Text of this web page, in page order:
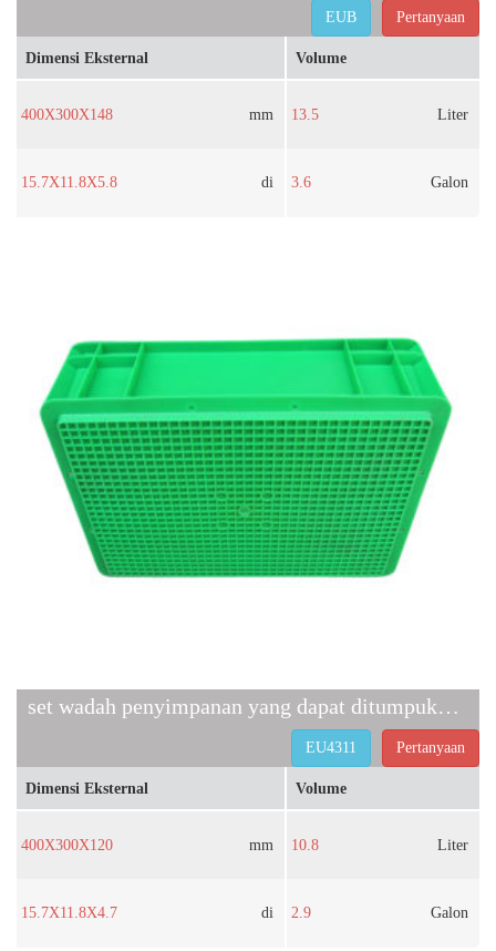
Pertanyaan
EUB
Dimensi Eksternal
400X300X148 mm
15.7X11.8X5.8 di
Volume
13.5 Liter
3.6 Galon
set wadah penyimpanan yang dapat ditumpuk EU4311
Pertanyaan
EU4311
Dimensi Eksternal
400X300X120 mm
15.7X11.8X4.7 di
Volume
10.8 Liter
2.9 Galon